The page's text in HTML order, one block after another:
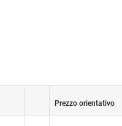
Prezzo orientativo